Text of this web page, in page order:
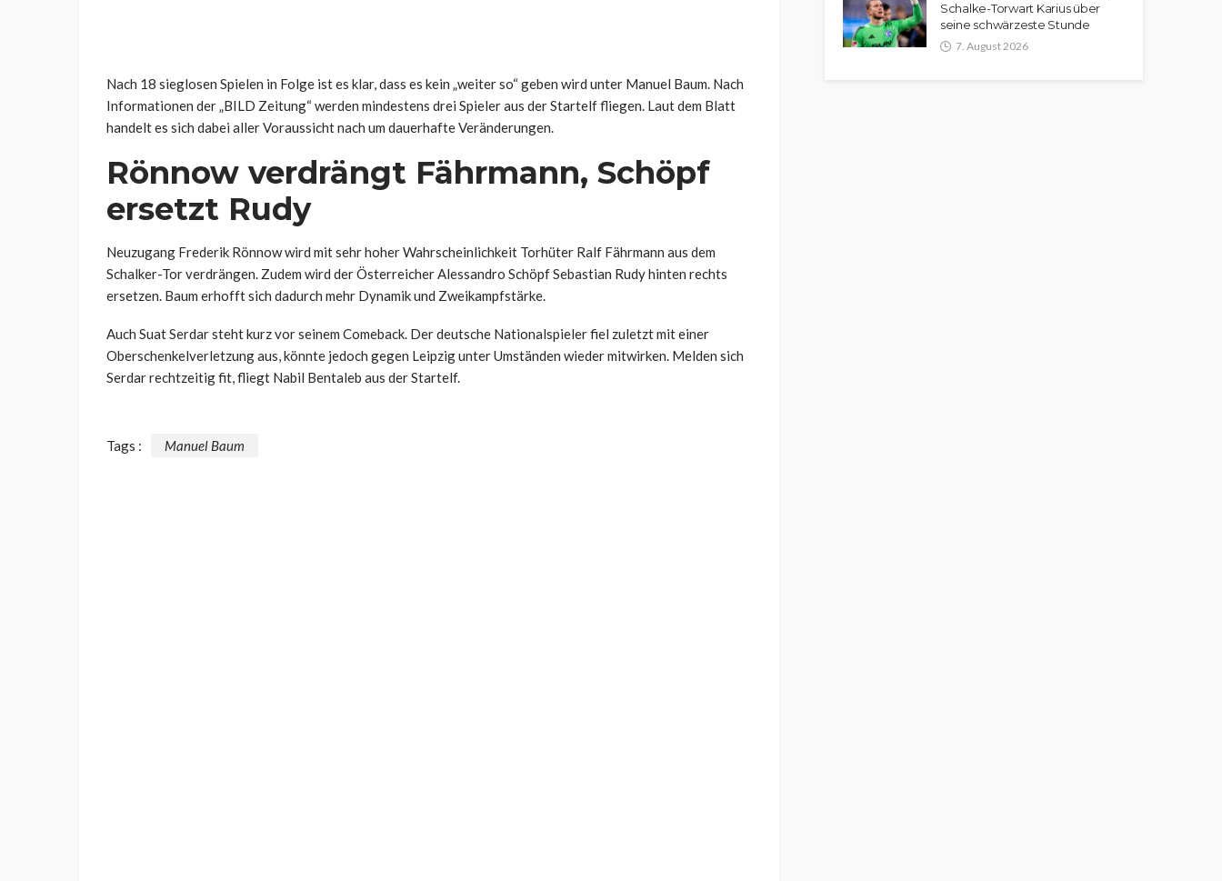
Nach 18 sieglosen Spielen in Folge ist es klar, dass es kein „weiter so“ geben wird unter Manuel Baum. Nach
Informationen der „BILD Zeitung“ werden mindestens drei Spieler aus der Startelf fliegen. Laut dem Blatt
handelt es sich dabei aller Voraussicht nach um dauerhafte Veränderungen.
Rönnow verdrängt Fährmann, Schöpf
ersetzt Rudy
Neuzugang Frederik Rönnow wird mit sehr hoher Wahrscheinlichkeit Torhüter Ralf Fährmann aus dem
Schalker-Tor verdrängen. Zudem wird der Österreicher Alessandro Schöpf Sebastian Rudy hinten rechts
ersetzen. Baum erhofft sich dadurch mehr Dynamik und Zweikampfstärke.
Auch Suat Serdar steht kurz vor seinem Comeback. Der deutsche Nationalspieler fiel zuletzt mit einer
Oberschenkelverletzung aus, könnte jedoch gegen Leipzig unter Umständen wieder mitwirken. Melden sich
Serdar rechtzeitig fit, fliegt Nabil Bentaleb aus der Startelf.
Tags : Manuel Baum
Schalke-Torwart Karius über
seine schwärzeste Stunde
7. August 2026